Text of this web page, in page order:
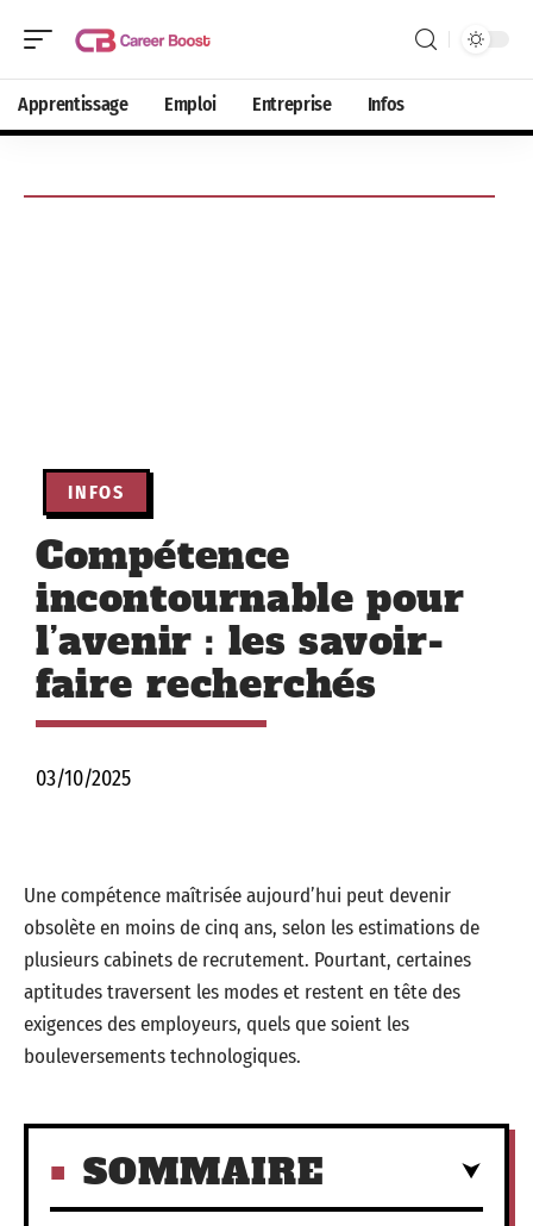
Apprentissage Emploi Entreprise Infos
INFOS
Compétence
incontournable pour
l’avenir : les savoir-
faire recherchés
03/10/2025
Une compétence maîtrisée aujourd’hui peut devenir
obsolète en moins de cinq ans, selon les estimations de
plusieurs cabinets de recrutement. Pourtant, certaines
aptitudes traversent les modes et restent en tête des
exigences des employeurs, quels que soient les
bouleversements technologiques.
SOMMAIRE